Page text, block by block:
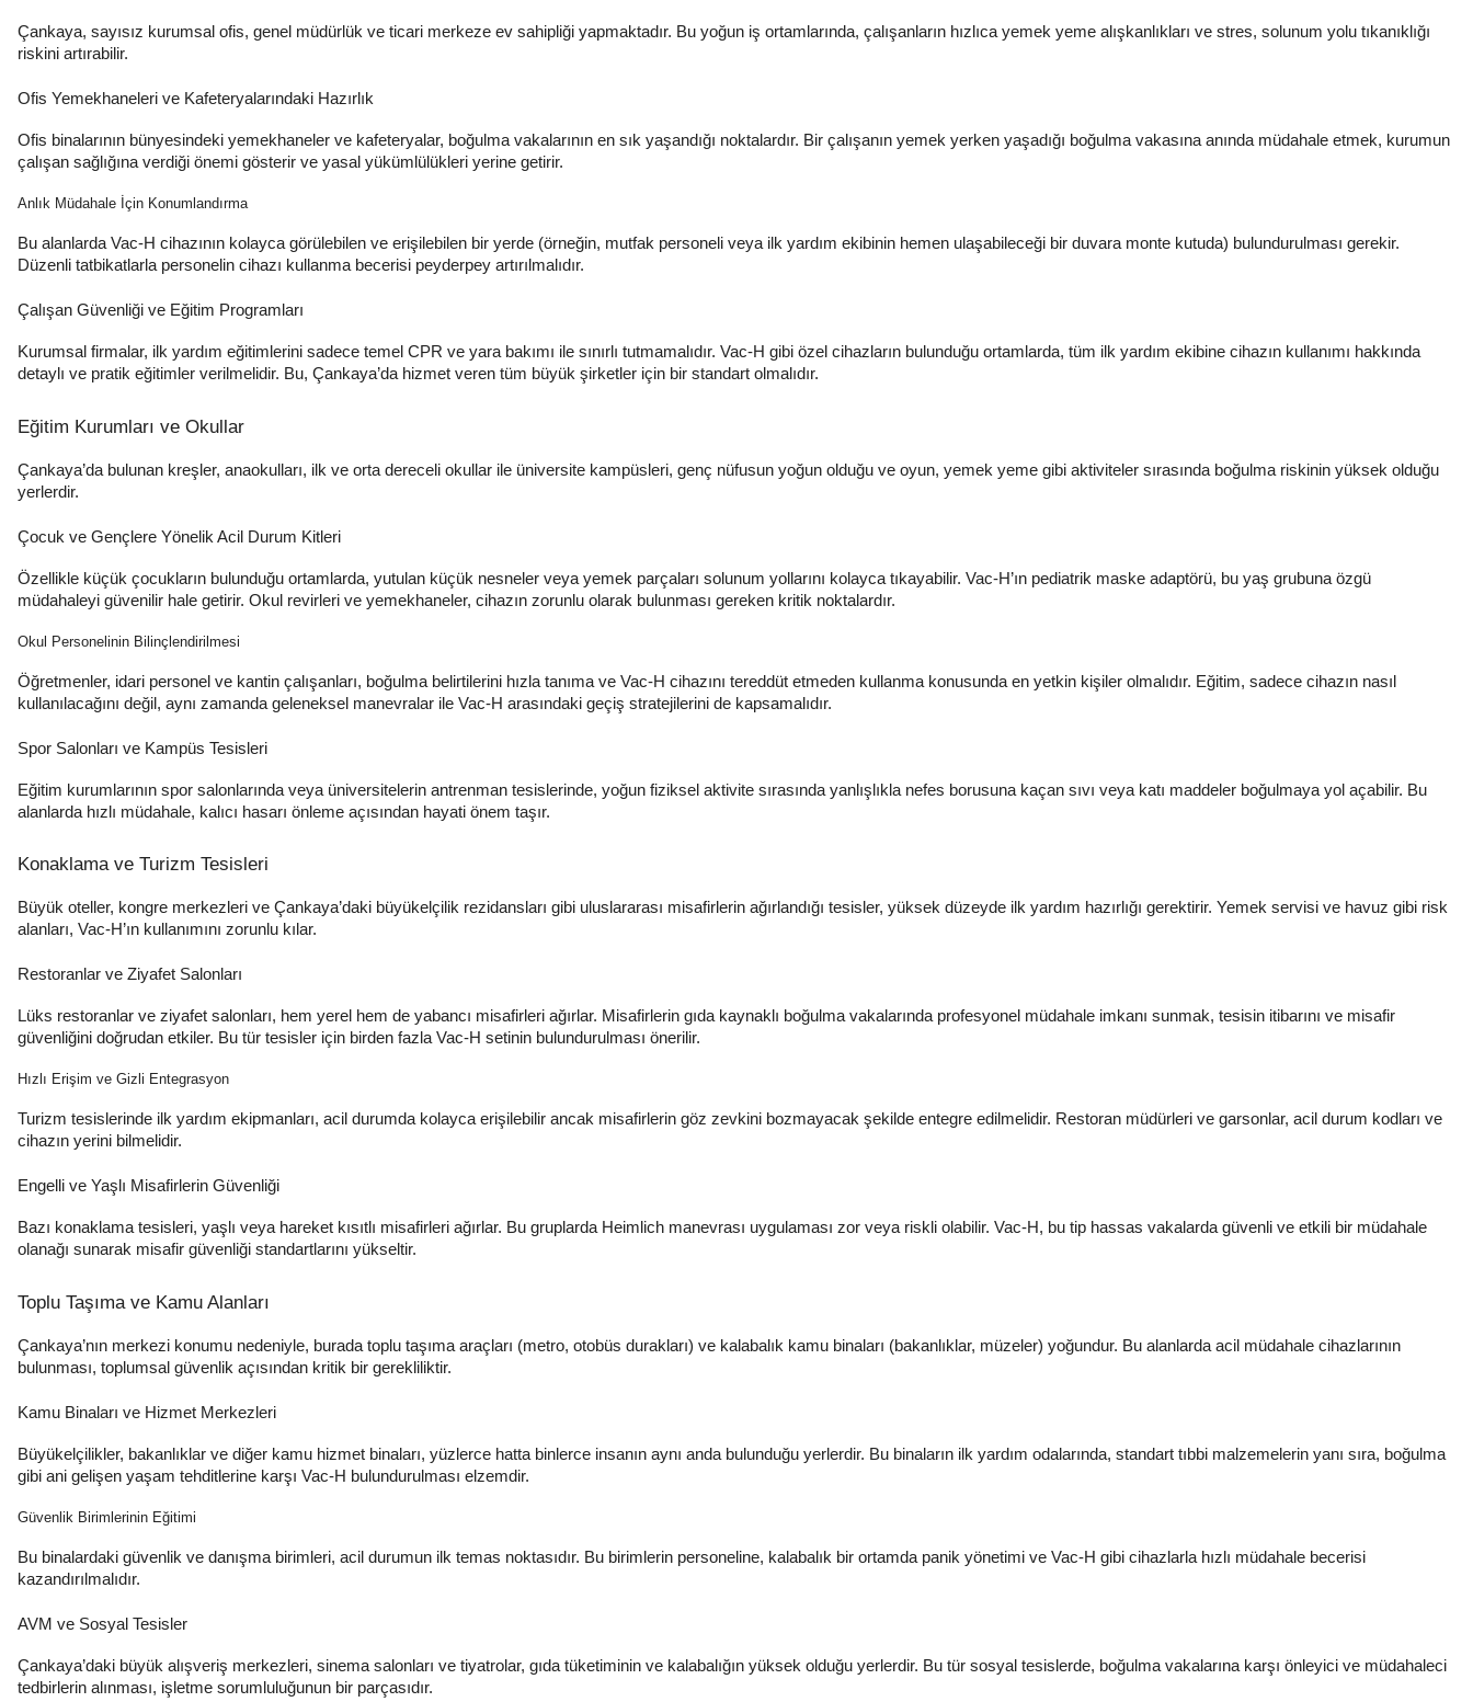
Çankaya, sayısız kurumsal ofis, genel müdürlük ve ticari merkeze ev sahipliği yapmaktadır. Bu yoğun iş ortamlarında, çalışanların hızlıca yemek yeme alışkanlıkları ve stres, solunum yolu tıkanıklığı
riskini artırabilir.
Ofis Yemekhaneleri ve Kafeteryalarındaki Hazırlık
Ofis binalarının bünyesindeki yemekhaneler ve kafeteryalar, boğulma vakalarının en sık yaşandığı noktalardır. Bir çalışanın yemek yerken yaşadığı boğulma vakasına anında müdahale etmek, kurumun
çalışan sağlığına verdiği önemi gösterir ve yasal yükümlülükleri yerine getirir.
Anlık Müdahale İçin Konumlandırma
Bu alanlarda Vac-H cihazının kolayca görülebilen ve erişilebilen bir yerde (örneğin, mutfak personeli veya ilk yardım ekibinin hemen ulaşabileceği bir duvara monte kutuda) bulundurulması gerekir.
Düzenli tatbikatlarla personelin cihazı kullanma becerisi peyderpey artırılmalıdır.
Çalışan Güvenliği ve Eğitim Programları
Kurumsal firmalar, ilk yardım eğitimlerini sadece temel CPR ve yara bakımı ile sınırlı tutmamalıdır. Vac-H gibi özel cihazların bulunduğu ortamlarda, tüm ilk yardım ekibine cihazın kullanımı hakkında
detaylı ve pratik eğitimler verilmelidir. Bu, Çankaya’da hizmet veren tüm büyük şirketler için bir standart olmalıdır.
Eğitim Kurumları ve Okullar
Çankaya’da bulunan kreşler, anaokulları, ilk ve orta dereceli okullar ile üniversite kampüsleri, genç nüfusun yoğun olduğu ve oyun, yemek yeme gibi aktiviteler sırasında boğulma riskinin yüksek olduğu
yerlerdir.
Çocuk ve Gençlere Yönelik Acil Durum Kitleri
Özellikle küçük çocukların bulunduğu ortamlarda, yutulan küçük nesneler veya yemek parçaları solunum yollarını kolayca tıkayabilir. Vac-H’ın pediatrik maske adaptörü, bu yaş grubuna özgü
müdahaleyi güvenilir hale getirir. Okul revirleri ve yemekhaneler, cihazın zorunlu olarak bulunması gereken kritik noktalardır.
Okul Personelinin Bilinçlendirilmesi
Öğretmenler, idari personel ve kantin çalışanları, boğulma belirtilerini hızla tanıma ve Vac-H cihazını tereddüt etmeden kullanma konusunda en yetkin kişiler olmalıdır. Eğitim, sadece cihazın nasıl
kullanılacağını değil, aynı zamanda geleneksel manevralar ile Vac-H arasındaki geçiş stratejilerini de kapsamalıdır.
Spor Salonları ve Kampüs Tesisleri
Eğitim kurumlarının spor salonlarında veya üniversitelerin antrenman tesislerinde, yoğun fiziksel aktivite sırasında yanlışlıkla nefes borusuna kaçan sıvı veya katı maddeler boğulmaya yol açabilir. Bu
alanlarda hızlı müdahale, kalıcı hasarı önleme açısından hayati önem taşır.
Konaklama ve Turizm Tesisleri
Büyük oteller, kongre merkezleri ve Çankaya’daki büyükelçilik rezidansları gibi uluslararası misafirlerin ağırlandığı tesisler, yüksek düzeyde ilk yardım hazırlığı gerektirir. Yemek servisi ve havuz gibi risk
alanları, Vac-H’ın kullanımını zorunlu kılar.
Restoranlar ve Ziyafet Salonları
Lüks restoranlar ve ziyafet salonları, hem yerel hem de yabancı misafirleri ağırlar. Misafirlerin gıda kaynaklı boğulma vakalarında profesyonel müdahale imkanı sunmak, tesisin itibarını ve misafir
güvenliğini doğrudan etkiler. Bu tür tesisler için birden fazla Vac-H setinin bulundurulması önerilir.
Hızlı Erişim ve Gizli Entegrasyon
Turizm tesislerinde ilk yardım ekipmanları, acil durumda kolayca erişilebilir ancak misafirlerin göz zevkini bozmayacak şekilde entegre edilmelidir. Restoran müdürleri ve garsonlar, acil durum kodları ve
cihazın yerini bilmelidir.
Engelli ve Yaşlı Misafirlerin Güvenliği
Bazı konaklama tesisleri, yaşlı veya hareket kısıtlı misafirleri ağırlar. Bu gruplarda Heimlich manevrası uygulaması zor veya riskli olabilir. Vac-H, bu tip hassas vakalarda güvenli ve etkili bir müdahale
olanağı sunarak misafir güvenliği standartlarını yükseltir.
Toplu Taşıma ve Kamu Alanları
Çankaya’nın merkezi konumu nedeniyle, burada toplu taşıma araçları (metro, otobüs durakları) ve kalabalık kamu binaları (bakanlıklar, müzeler) yoğundur. Bu alanlarda acil müdahale cihazlarının
bulunması, toplumsal güvenlik açısından kritik bir gerekliliktir.
Kamu Binaları ve Hizmet Merkezleri
Büyükelçilikler, bakanlıklar ve diğer kamu hizmet binaları, yüzlerce hatta binlerce insanın aynı anda bulunduğu yerlerdir. Bu binaların ilk yardım odalarında, standart tıbbi malzemelerin yanı sıra, boğulma
gibi ani gelişen yaşam tehditlerine karşı Vac-H bulundurulması elzemdir.
Güvenlik Birimlerinin Eğitimi
Bu binalardaki güvenlik ve danışma birimleri, acil durumun ilk temas noktasıdır. Bu birimlerin personeline, kalabalık bir ortamda panik yönetimi ve Vac-H gibi cihazlarla hızlı müdahale becerisi
kazandırılmalıdır.
AVM ve Sosyal Tesisler
Çankaya’daki büyük alışveriş merkezleri, sinema salonları ve tiyatrolar, gıda tüketiminin ve kalabalığın yüksek olduğu yerlerdir. Bu tür sosyal tesislerde, boğulma vakalarına karşı önleyici ve müdahaleci
tedbirlerin alınması, işletme sorumluluğunun bir parçasıdır.